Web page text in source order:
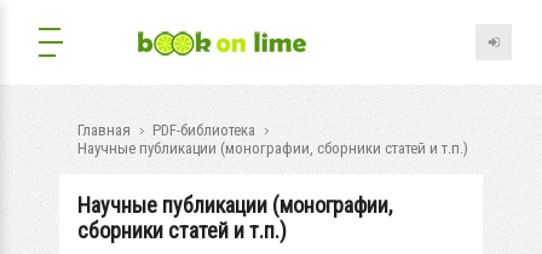
Главная
PDF-библиотека
Научные публикации (монографии, сборники статей и т.п.)
Научные публикации (монографии,
сборники статей и т.п.)